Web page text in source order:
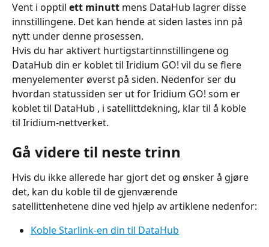
Vent i opptil ett minutt mens DataHub lagrer disse
innstillingene. Det kan hende at siden lastes inn på
nytt under denne prosessen.
Hvis du har aktivert hurtigstartinnstillingene og
DataHub din er koblet til Iridium GO! vil du se flere
menyelementer øverst på siden. Nedenfor ser du
hvordan statussiden ser ut for Iridium GO! som er
koblet til DataHub , i satellittdekning, klar til å koble
til Iridium-nettverket.
Gå videre til neste trinn
Hvis du ikke allerede har gjort det og ønsker å gjøre
det, kan du koble til de gjenværende
satellittenhetene dine ved hjelp av artiklene nedenfor:
Koble Starlink-en din til DataHub